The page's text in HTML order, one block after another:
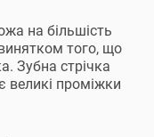
на більшість
того, що
Зубна стрічка
великі проміжки